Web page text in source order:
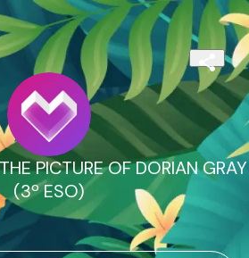
PICTURE OF DORIAN GRAY
(3º ESO)